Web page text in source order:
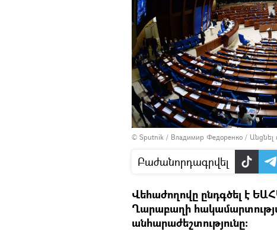
© Sputnik / Владимир Федоренко /
Բաժանորդագրվել
Վեհաժողովը ընդգծել է
Ղարաբաղի
անհարաժեշտությունը։